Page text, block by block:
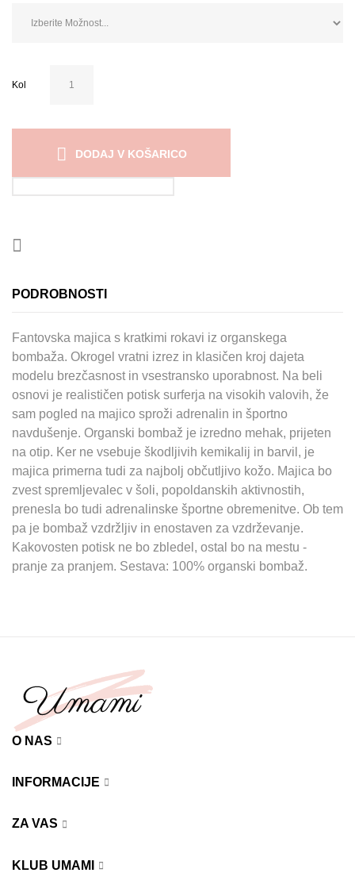
Kol
DODAJ V KOŠARICO
PODROBNOSTI
Fantovska majica s kratkimi rokavi iz organskega
bombaža. Okrogel vratni izrez in klasičen kroj dajeta
modelu brezčasnost in vsestransko uporabnost. Na beli
osnovi je realističen potisk surferja na visokih valovih, že
sam pogled na majico sproži adrenalin in športno
navdušenje. Organski bombaž je izredno mehak, prijeten
na otip. Ker ne vsebuje škodljivih kemikalij in barvil, je
majica primerna tudi za najbolj občutljivo kožo. Majica bo
zvest spremljevalec v šoli, popoldanskih aktivnostih,
prenesla bo tudi adrenalinske športne obremenitve. Ob tem
pa je bombaž vzdržljiv in enostaven za vzdrževanje.
Kakovosten potisk ne bo zbledel, ostal bo na mestu -
pranje za pranjem. Sestava: 100% organski bombaž.
O NAS
INFORMACIJE
ZA VAS
KLUB UMAMI